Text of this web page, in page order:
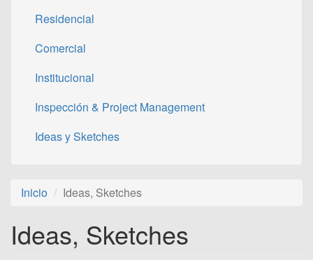
Residencial
Comercial
Institucional
Inspección & Project Management
Ideas y Sketches
Inicio Ideas, Sketches
Ideas, Sketches